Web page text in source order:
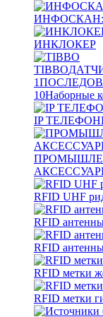
ИНФОСКАН:
ИНКЛОКЕР
TIBBO
1
10Наборные
IP
RFID UHF
RFID
RFID
RFID метки
RFID метки